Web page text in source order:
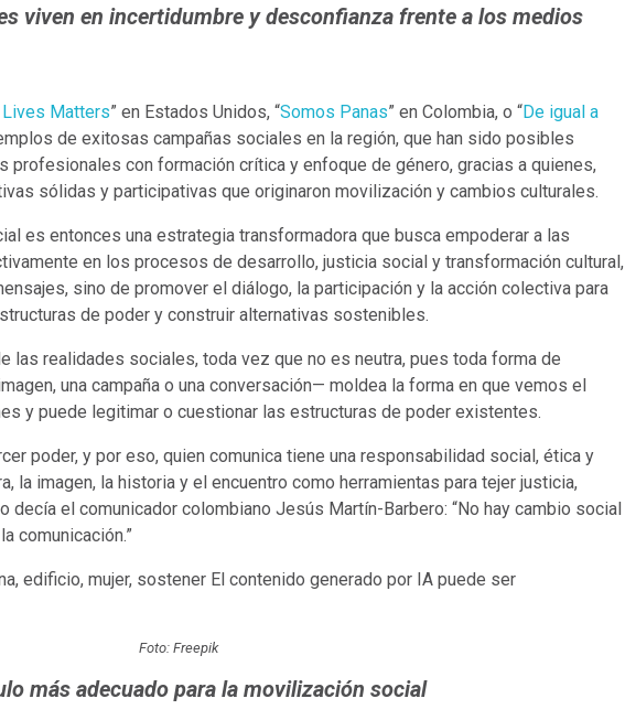
viven en incertidumbre y desconfianza frente a los medios
Lives Matters” en Estados Unidos, “Somos Panas” en Colombia, o “De igual a
de exitosas campañas sociales en la región, que han sido posibles
profesionales con formación crítica y enfoque de género, gracias a quienes,
sólidas y participativas que originaron movilización y cambios culturales.
es entonces una estrategia transformadora que busca empoderar a las
en los procesos de desarrollo, justicia social y transformación cultural,
sino de promover el diálogo, la participación y la acción colectiva para
de poder y construir alternativas sostenibles.
las realidades sociales, toda vez que no es neutra, pues toda forma de
una campaña o una conversación— moldea la forma en que vemos el
y puede legitimar o cuestionar las estructuras de poder existentes.
poder, y por eso, quien comunica tiene una responsabilidad social, ética y
la imagen, la historia y el encuentro como herramientas para tejer justicia,
decía el comunicador colombiano Jesús Martín-Barbero: “No hay cambio social
comunicación.”
Foto: Freepik
más adecuado para la movilización social